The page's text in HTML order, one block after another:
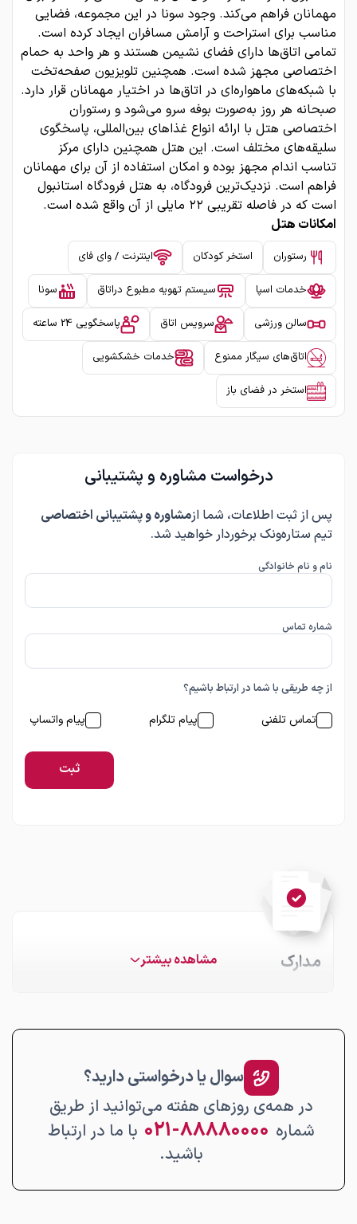
مهمانان فراهم می‌کند. وجود سونا در این مجموعه، فضایی
مناسب برای استراحت و آرامش مسافران ایجاد کرده است.
تمامی اتاق‌ها دارای فضای نشیمن هستند و هر واحد به حمام
اختصاصی مجهز شده است. همچنین تلویزیون صفحه‌تخت
با شبکه‌های ماهواره‌ای در اتاق‌ها در اختیار مهمانان قرار دارد.
صبحانه هر روز به‌صورت بوفه سرو می‌شود و رستوران
اختصاصی هتل با ارائه انواع غذاهای بین‌المللی، پاسخگوی
سلیقه‌های مختلف است. این هتل همچنین دارای مرکز
تناسب اندام مجهز بوده و امکان استفاده از آن برای مهمانان
فراهم است. نزدیک‌ترین فرودگاه، به هتل فرودگاه استانبول
است که در فاصله تقریبی ۲۲ مایلی از آن واقع شده است.
امکانات هتل
رستوران استخر کودکان اینترنت / وای فای
خدمات اسپا سیستم تهویه مطبوع دراتاق سونا
سالن ورزشی سرویس اتاق پاسخگویی 24 ساعته
اتاق‌های سیگار ممنوع خدمات خشکشویی
استخر در فضای باز
درخواست مشاوره و پشتیبانی
پس از ثبت اطلاعات، شما ازمشاوره و پشتیبانی اختصاصی
تیم ستاره‌ونک برخوردار خواهید شد.
نام و نام خانوادگی
شماره تماس
از چه طریقی با شما در ارتباط باشیم؟
تماس تلفنی پیام تلگرام پیام واتساپ
ثبت
مشاهده بیشتر مدارک
سوال یا درخواستی دارید؟
در همه‌ی روزهای هفته می‌توانید از طریق
شماره ۸۸۸۸۰۰۰۰-۰۲۱
با ما در ارتباط
باشید.